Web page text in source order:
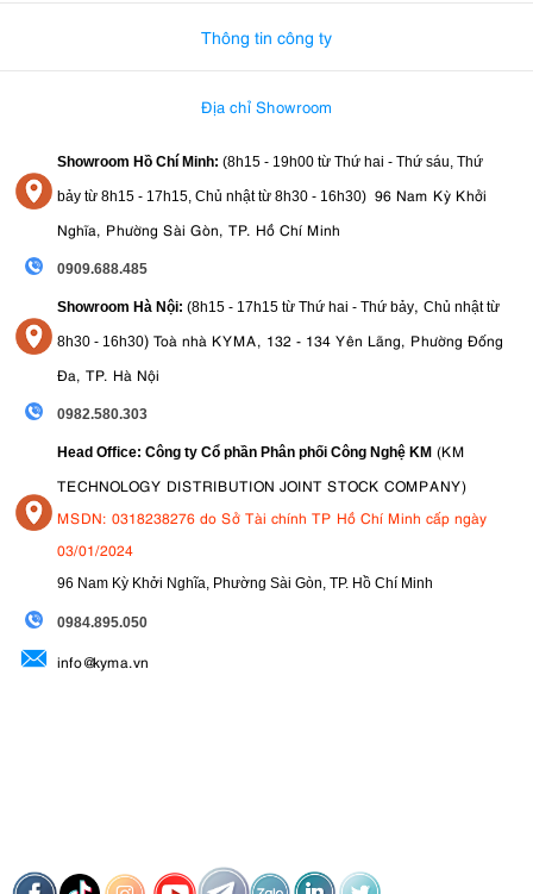
Thông tin công ty
Địa chỉ Showroom
Showroom Hồ Chí Minh: (8h15 - 19h00 từ Thứ hai - Thứ sáu, Thứ
bảy từ 8h15 - 17h15, Chủ nhật từ 8h30 - 16h30) 96 Nam Kỳ Khởi
Nghĩa, Phường Sài Gòn, TP. Hồ Chí Minh
0909.688.485
Showroom Hà Nội: (8h15 - 17h15 từ Thứ hai - Thứ bảy, Chủ nhật từ
8h30 - 16h30) Toà nhà KYMA, 132 - 134 Yên Lãng, Phường Đống
Đa, TP. Hà Nội
0982.580.303
Head Office: Công ty Cổ phần Phân phối Công Nghệ KM (KM
TECHNOLOGY DISTRIBUTION JOINT STOCK COMPANY)
MSDN: 0318238276 do Sở Tài chính TP Hồ Chí Minh cấp ngày
03/01/2024
96 Nam Kỳ Khởi Nghĩa, Phường Sài Gòn, TP. Hồ Chí Minh
0984.895.050
info@kyma.vn